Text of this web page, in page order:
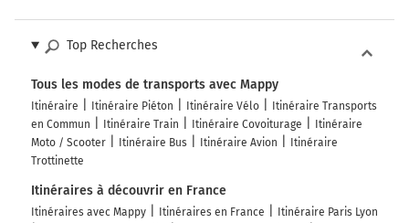
Top Recherches
Tous les modes de transports avec Mappy
Itinéraire Itinéraire Piéton Itinéraire Vélo
Itinéraire Transports
en Commun
Itinéraire Train Itinéraire Covoiturage
Itinéraire
Moto / Scooter
Itinéraire Bus Itinéraire Avion
Itinéraire
Trottinette
Itinéraires à découvrir en France
Itinéraires avec Mappy Itinéraires en France
Itinéraire Paris Lyon